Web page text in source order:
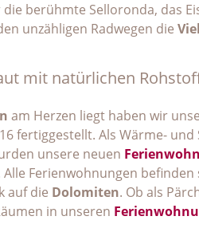
berühmte Selloronda, das
unzähligen Radwegen die
mit natürlichen
am Herzen liegt haben wir
fertiggestellt. Als Wärme-
unsere neuen
Ferienwohnungen befinden
auf die Dolomiten. Ob als
in unseren